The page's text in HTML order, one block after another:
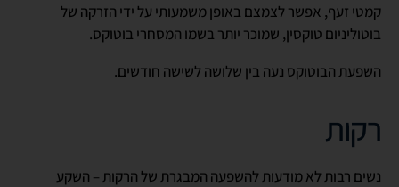
קמטי זעף, אפשר לצמצם באופן משמעותי על ידי הזרקה של
בוטוליניום טוקסין, שמוכר יותר בשמו המסחרי בוטוקס.
השפעת הבוטוקס נעה בין שלושה לשישה חודשים.
רקות
נשים רבות לא מודעות להשפעה המבגרת של הרקות – השקע